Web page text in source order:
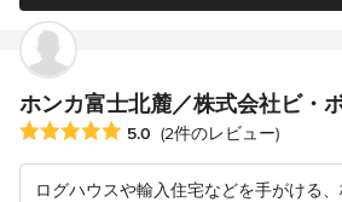
ホンカ富士北麓／株式会社ビ・
平均評価：5つ星中 星5
5.0 (2件のレビュー)
ログハウスや輸入住宅などを手がける